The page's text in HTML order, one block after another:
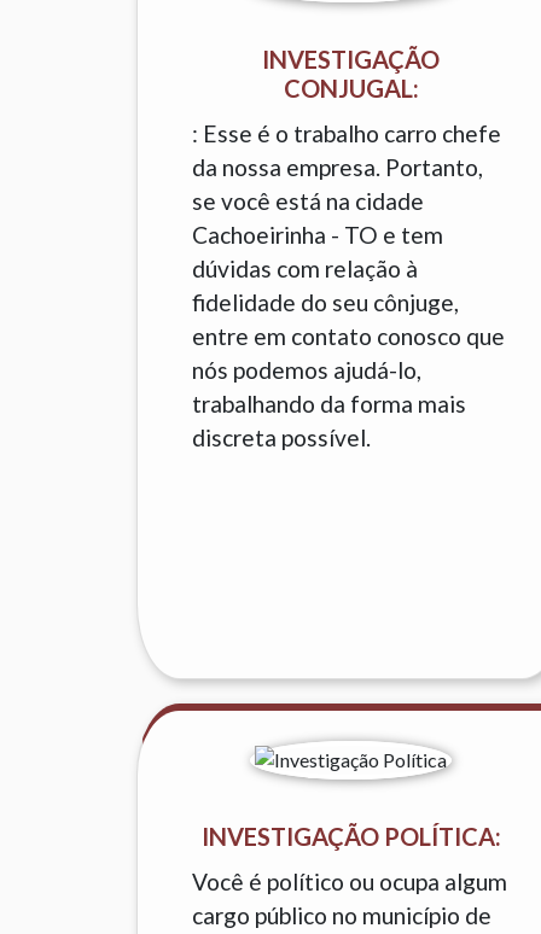
INVESTIGAÇÃO
CONJUGAL:
: Esse é o trabalho carro chefe
da nossa empresa. Portanto,
se você está na cidade
Cachoeirinha - TO e tem
dúvidas com relação à
fidelidade do seu cônjuge,
entre em contato conosco que
nós podemos ajudá-lo,
trabalhando da forma mais
discreta possível.
INVESTIGAÇÃO POLÍTICA:
Você é político ou ocupa algum
cargo público no município de